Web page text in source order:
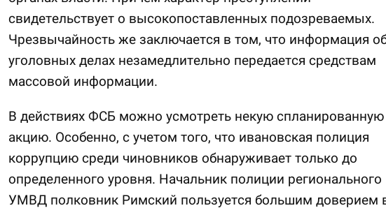
свидетельствует о высокопоставленных подозреваемых.
Чрезвычайность же заключается в том, что информация
уголовных делах незамедлительно передается средствам
массовой информации.
В действиях ФСБ можно усмотреть некую спланированную
акцию. Особенно, с учетом того, что ивановская полиция
коррупцию среди чиновников обнаруживает только до
определенного уровня. Начальник полиции регионального
УМВД полковник Римский пользуется большим доверием